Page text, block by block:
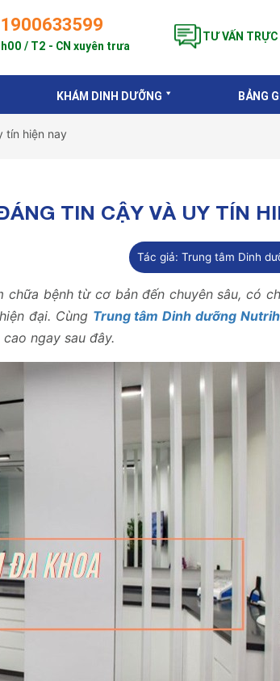
/ T2 - CN xuyên trưa
TƯ VẤN TRỰC
KHÁM DINH DƯỠNG BẢNG
tín hiện nay
TIN CẬY VÀ UY TÍN
Tác giả: Trung tâm Dinh
chữa bệnh từ cơ bản đến chuyên sâu, có
đại. Cùng Trung tâm Dinh dưỡng
ngay sau đây.